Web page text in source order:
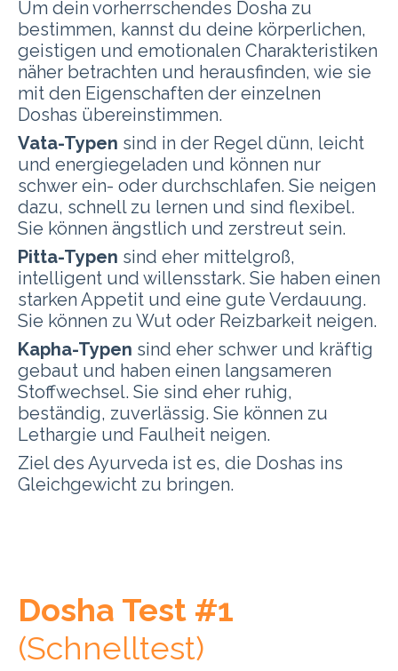
Um dein vorherrschendes Dosha zu
bestimmen, kannst du deine körperlichen,
geistigen und emotionalen Charakteristiken
näher betrachten und herausfinden, wie sie
mit den Eigenschaften der einzelnen
Doshas übereinstimmen.
Vata-Typen sind in der Regel dünn, leicht
und energiegeladen und können nur
schwer ein- oder durchschlafen. Sie neigen
dazu, schnell zu lernen und sind flexibel.
Sie können ängstlich und zerstreut sein.
Pitta-Typen sind eher mittelgroß,
intelligent und willensstark. Sie haben einen
starken Appetit und eine gute Verdauung.
Sie können zu Wut oder Reizbarkeit neigen.
Kapha-Typen sind eher schwer und kräftig
gebaut und haben einen langsameren
Stoffwechsel. Sie sind eher ruhig,
beständig, zuverlässig. Sie können zu
Lethargie und Faulheit neigen.
Ziel des Ayurveda ist es, die Doshas ins
Gleichgewicht zu bringen.
Dosha Test #1
(Schnelltest)